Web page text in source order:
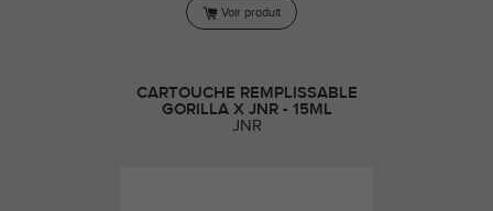
Voir produit
CARTOUCHE REMPLISSABLE
GORILLA X JNR - 15ML
JNR